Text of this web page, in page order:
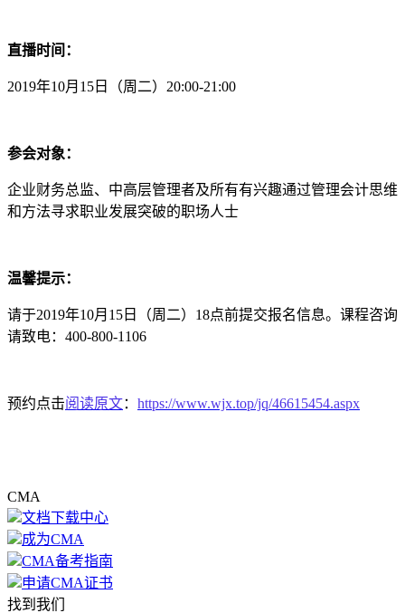
直播时间：
2019年10月15日（周二）20:00-21:00
参会对象：
企业财务总监、中高层管理者及所有有兴趣通过管理会计思维
和方法寻求职业发展突破的职场人士
温馨提示：
请于2019年10月15日（周二）18点前提交报名信息。课程咨询
请致电：400-800-1106
预约点击阅读原文： https://www.wjx.top/jq/46615454.aspx
CMA
文档下载中心
成为CMA
CMA备考指南
申请CMA证书
找到我们